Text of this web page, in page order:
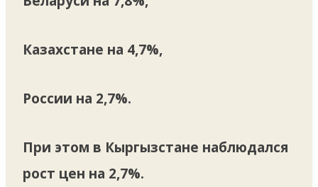
Казахстане на 4,7%,
России на 2,7%.
При этом в Кыргызстане наблюдался
рост цен на 2,7%.